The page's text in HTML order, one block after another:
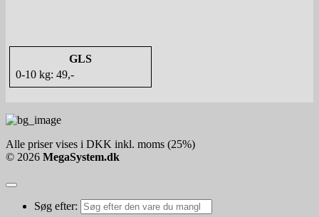
GLS
0-10 kg: 49,-
Alle priser vises i DKK inkl. moms (25%)
© 2026 MegaSystem.dk
Søg efter: